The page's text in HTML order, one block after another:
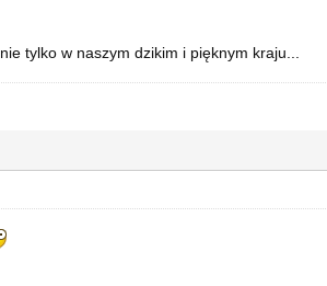
tylko w naszym dzikim i pięknym kraju...